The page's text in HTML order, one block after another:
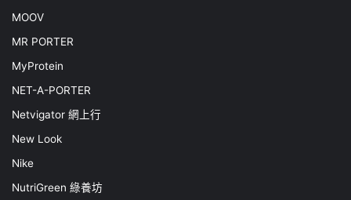
MOOV
MR PORTER
MyProtein
NET-A-PORTER
Netvigator 網上行
New Look
Nike
NutriGreen 綠養坊